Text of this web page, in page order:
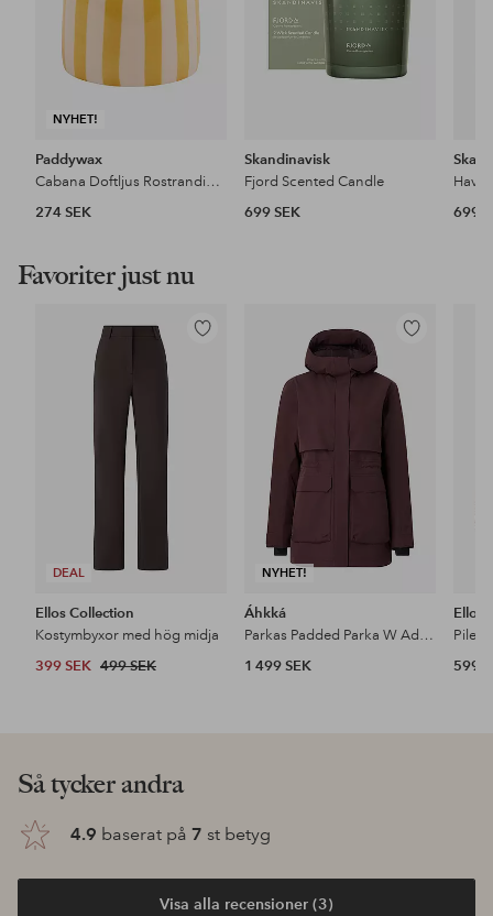
NYHET!
Paddywax
Cabana Doftljus Rostrandig keramik - Sienna Sunset Boxad
274 SEK
Skandinavisk
Fjord Scented Candle
699 SEK
Hav
699
Favoriter just nu
DEAL
Lägg
Ellos Collection
Kostymbyxor med hög midja
399 SEK 499 SEK
NYHET!
Lägg
i
favoriter
Áhkká
Parkas Padded Parka W Adjustable Waist
1 499 SEK
Ellos
599
Så tycker andra
4.9 baserat på 7 st betyg
Visa alla recensioner (3)